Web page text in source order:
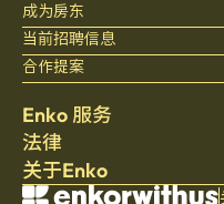
Enko 服务
搜索房源
床上用品
博客
法律
隐私政策
服务条款
关于Enko
公司介绍
成为房东
当前招聘信息
合作提案